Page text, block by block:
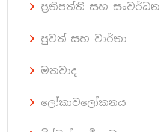
ප්‍රතිපත්ති සහ සංවර්ධන
පුවත් සහ වාර්තා
මතවාද
ලෝකාවලෝකනය